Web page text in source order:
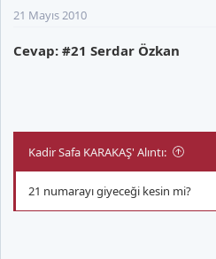
21 Mayıs 2010
Cevap: #21 Serdar Özkan
Kadir Safa KARAKAŞ' Alıntı:
21 numarayı giyeceği kesin mi?